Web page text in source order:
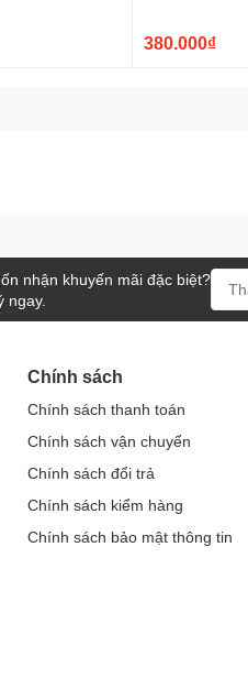
380.000₫
nhận khuyến mãi đặc biệt?
ngay.
Chính sách
Chính sách thanh toán
Chính sách vận chuyển
Chính sách đổi trả
Chính sách kiểm hàng
Chính sách bảo mật thông tin